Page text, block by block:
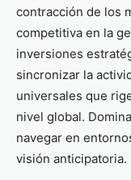
contracción de los
competitiva en la
inversiones
sincronizar la
universales que
nivel global.
navegar en
visión anticipatoria.